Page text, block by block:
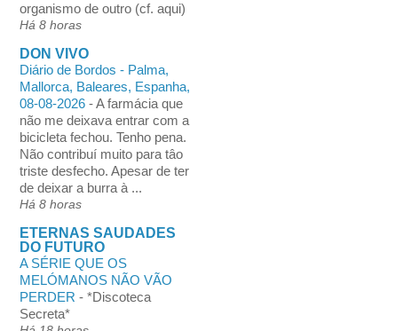
organismo de outro (cf. aqui)
Há 8 horas
DON VIVO
Diário de Bordos - Palma,
Mallorca, Baleares, Espanha,
08-08-2026 -A farmácia que
não me deixava entrar com a
bicicleta fechou. Tenho pena.
Não contribuí muito para tâo
triste desfecho. Apesar de ter
de deixar a burra à ...
Há 8 horas
ETERNAS SAUDADES
DO FUTURO
A SÉRIE QUE OS
MELÓMANOS NÃO VÃO
PERDER - *Discoteca
Secreta*